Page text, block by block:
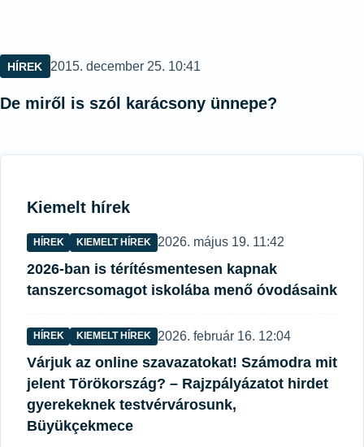
HÍREK Közzétéve:
2015. december 25. 10:41
De miről is szól karácsony ünnepe?
Kiemelt hírek
HÍREK KIEMELT HÍREK Közzétéve:
2026. május 19. 11:42
2026-ban is térítésmentesen kapnak
tanszercsomagot iskolába menő óvodásaink
HÍREK KIEMELT HÍREK Közzétéve:
2026. február 16. 12:04
Várjuk az online szavazatokat! Számodra mit
jelent Törökország? – Rajzpályázatot hirdet
gyerekeknek testvérvárosunk,
Büyükçekmece